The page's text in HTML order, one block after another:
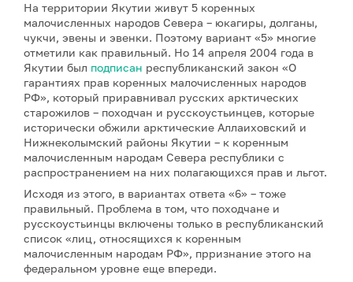
На территории Якутии живут 5 коренных
малочисленных народов Севера – юкагиры, долганы,
чукчи, эвены и эвенки. Поэтому вариант «5» многие
отметили как правильный. Но 14 апреля 2004 года в
Якутии был подписан республиканский закон «О
гарантиях прав коренных малочисленных народов
РФ», который приравнивал русских арктических
старожилов – походчан и русскоустьинцев, которые
исторически обжили арктические Аллаиховский и
Нижнеколымский районы Якутии – к коренным
малочисленным народам Севера республики с
распространением на них полагающихся прав и льгот.
Исходя из этого, в вариантах ответа «6» – тоже
правильный. Проблема в том, что походчане и
русскоустьинцы включены только в республиканский
список «лиц, относящихся к коренным
малочисленным народам РФ», прризнание этого на
федеральном уровне еще впереди.